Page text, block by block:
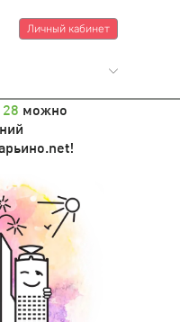
Личный кабинет
можно